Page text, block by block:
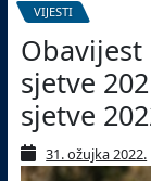
VIJESTI
sjetve
sjetve
31. ožujka 2022.